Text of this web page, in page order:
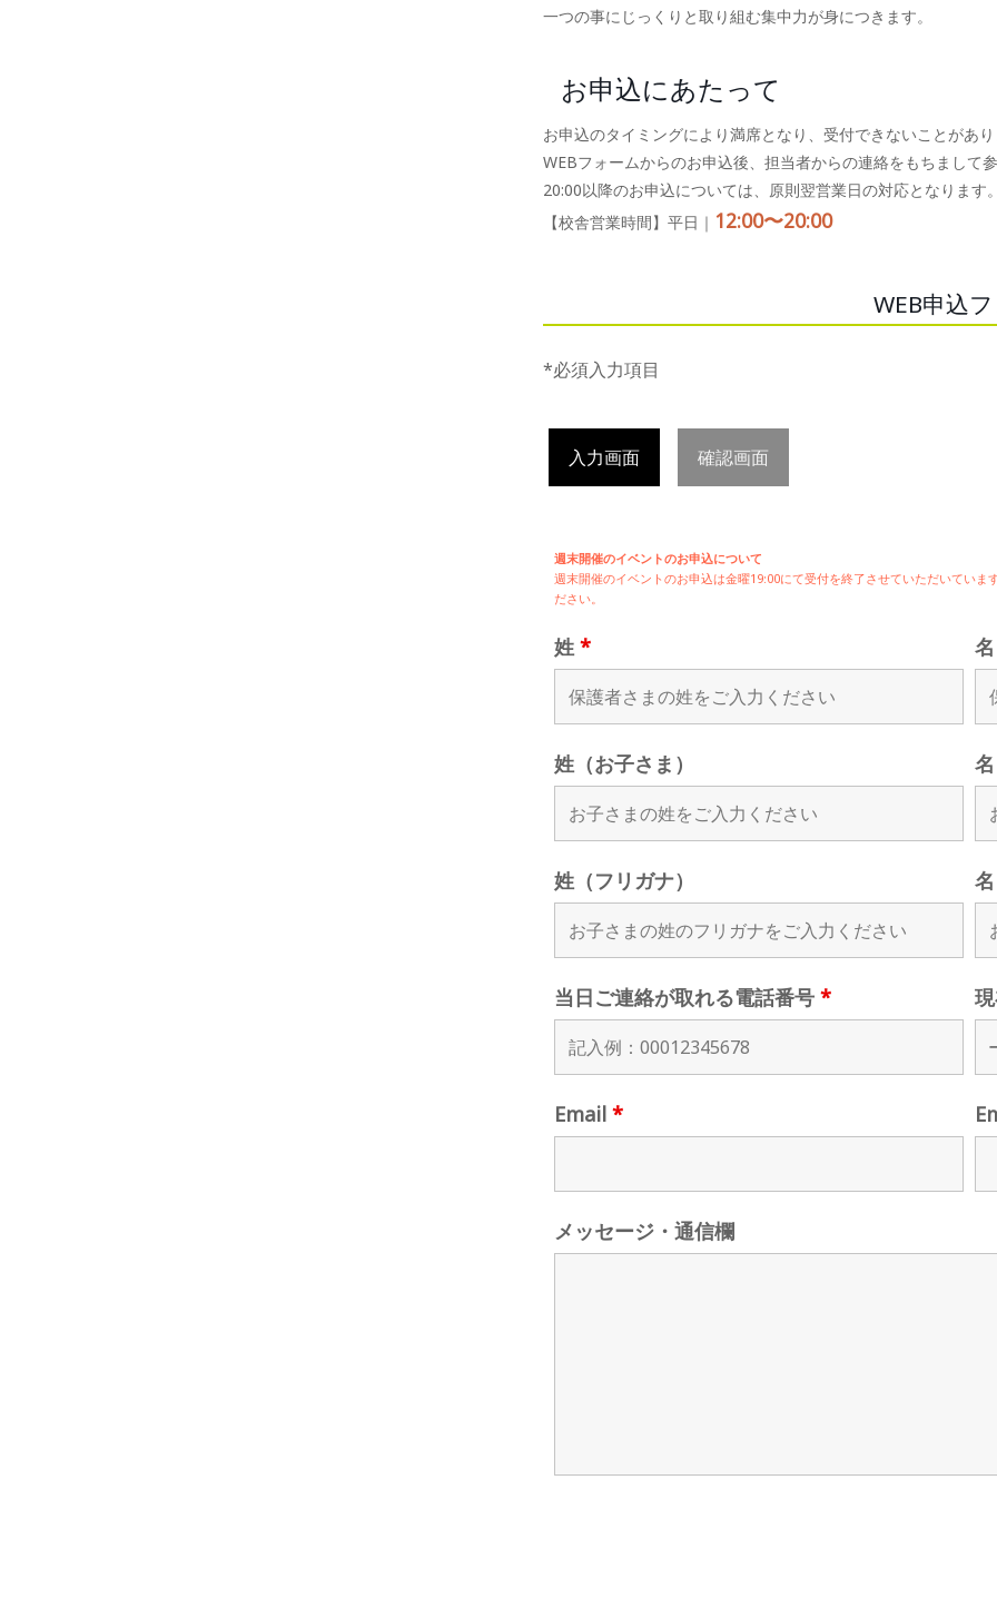
一つの事にじっくりと取り組む集中力が身につきます。
お申込にあたって
お申込のタイミングにより満席となり、受付できないことがあ
WEBフォームからのお申込後、担当者からの連絡をもちまして参
20:00以降のお申込については、原則翌営業日の対応となります。
【校舎営業時間】平日｜ 12:00〜20:00
WEB申込
*必須入力項目
入力画面 確認画面
週末開催のイベントのお申込について
週末開催のイベントのお申込は金曜19:00にて受付を終了させていただいていま
ださい。
姓 *
姓（お子さま）
姓（フリガナ）
当日ご連絡が取れる電話番号 *
Email *
メッセージ・通信欄